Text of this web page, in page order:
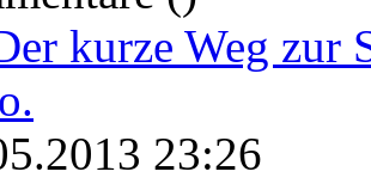
kurze Weg zur
23:26